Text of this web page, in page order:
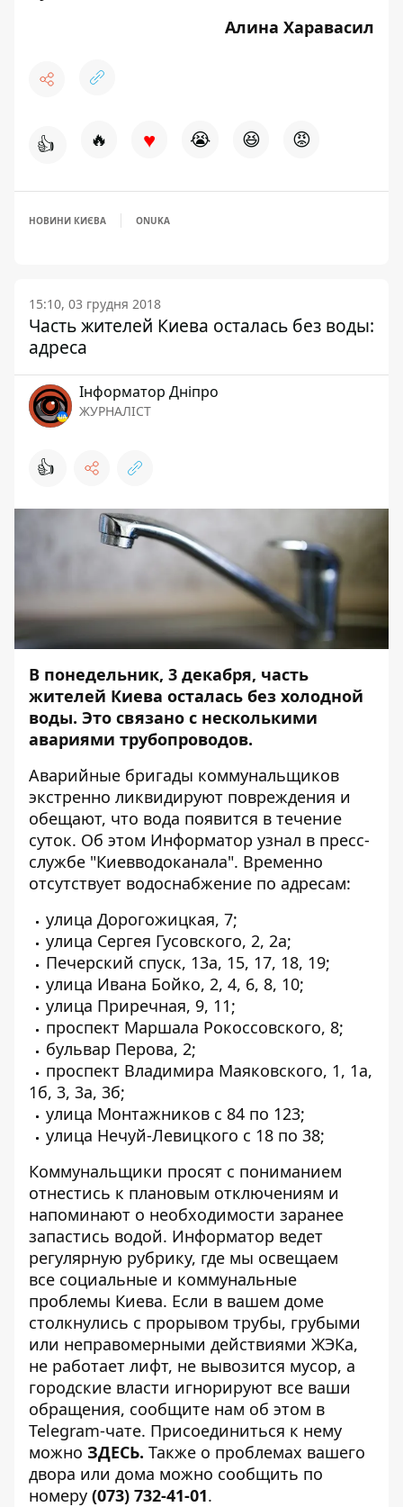
Алина Харавасил
👍 🔥 ♥ 😭 😆 😡
НОВИНИ КИЄВА ONUKA
15:10, 03 грудня 2018
Часть жителей Киева осталась без воды:
адреса
Інформатор Дніпро
ЖУРНАЛІСТ
👍
В понедельник, 3 декабря, часть
жителей Киева осталась без холодной
воды. Это связано с несколькими
авариями трубопроводов.
Аварийные бригады коммунальщиков
экстренно ликвидируют повреждения и
обещают, что вода появится в течение
суток. Об этом Информатор узнал в пресс-
службе "Киевводоканала". Временно
отсутствует водоснабжение по адресам:
улица Дорогожицкая, 7;
улица Сергея Гусовского, 2, 2а;
Печерский спуск, 13а, 15, 17, 18, 19;
улица Ивана Бойко, 2, 4, 6, 8, 10;
улица Приречная, 9, 11;
проспект Маршала Рокоссовского, 8;
бульвар Перова, 2;
проспект Владимира Маяковского, 1, 1а,
1б, 3, 3а, 3б;
улица Монтажников с 84 по 123;
улица Нечуй-Левицкого с 18 по 38;
Коммунальщики просят с пониманием
отнестись к плановым отключениям и
напоминают о необходимости заранее
запастись водой. Информатор ведет
регулярную рубрику, где мы освещаем
все социальные и коммунальные
проблемы Киева. Если в вашем доме
столкнулись с прорывом трубы, грубыми
или неправомерными действиями ЖЭКа,
не работает лифт, не вывозится мусор, а
городские власти игнорируют все ваши
обращения, сообщите нам об этом в
Telegram-чате. Присоединиться к нему
можно ЗДЕСЬ. Также о проблемах вашего
двора или дома можно сообщить по
номеру (073) 732-41-01.